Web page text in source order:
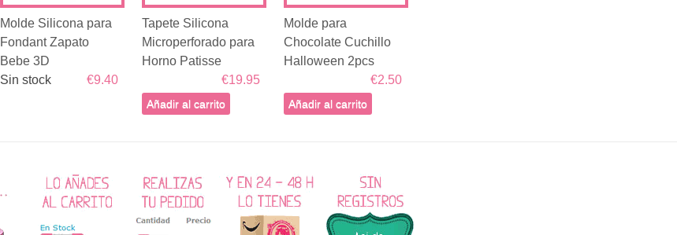
Molde Silicona para
Fondant Zapato
Bebe 3D
€9.40
Sin stock
Tapete Silicona
Microperforado para
Horno Patisse
€19.95
Añadir al carrito
Molde para
Chocolate Cuchillo
Halloween 2pcs
€2.50
Añadir al carrito